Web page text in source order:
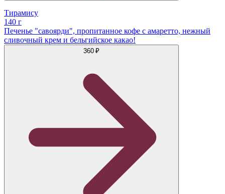
Тирамису
140 г
Печенье "савоярди", пропитанное кофе с амаретто, нежный
сливочный крем и бельгийское какао!
360 ₽